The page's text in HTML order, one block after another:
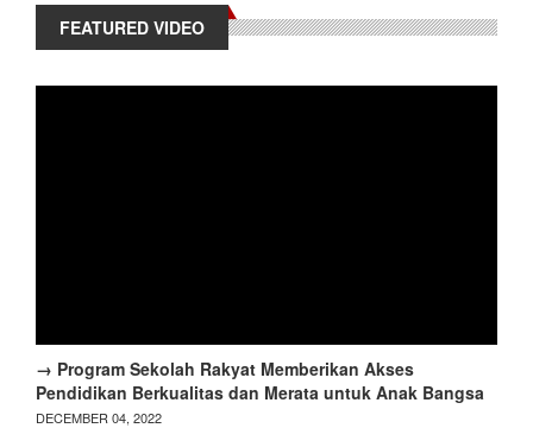
FEATURED VIDEO
→ Program Sekolah Rakyat Memberikan Akses
Pendidikan Berkualitas dan Merata untuk Anak Bangsa
DECEMBER 04, 2022